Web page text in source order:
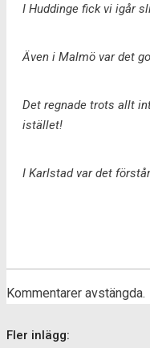
I Huddinge fick vi igår
Även i Malmö var det
Det regnade trots allt
istället!
I Karlstad var det
Kommentarer avstängda.
Fler inlägg: